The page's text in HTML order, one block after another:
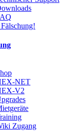
NET
V2
Zugang